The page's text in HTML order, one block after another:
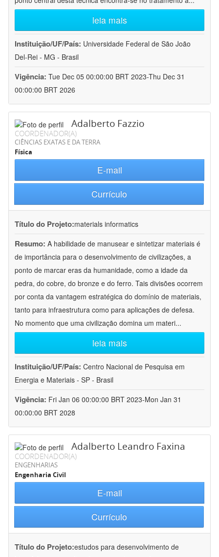
leia mais
Instituição/UF/País: Universidade Federal de São João
Del-Rei - MG - Brasil
Vigência: Tue Dec 05 00:00:00 BRT 2023-Thu Dec 31
00:00:00 BRT 2026
Adalberto Fazzio
COORDENADOR(A)
CIÊNCIAS EXATAS E DA TERRA
Física
E-mail
Currículo
Título do Projeto:materials informatics
Resumo: A habilidade de manusear e sintetizar materiais é
de importância para o desenvolvimento de civilizações, a
ponto de marcar eras da humanidade, como a idade da
pedra, do cobre, do bronze e do ferro. Tais divisões ocorrem
por conta da vantagem estratégica do domínio de materiais,
tanto para infraestrutura como para aplicações de defesa.
No momento que uma civilização domina um materi...
leia mais
Instituição/UF/País: Centro Nacional de Pesquisa em
Energia e Materiais - SP - Brasil
Vigência: Fri Jan 06 00:00:00 BRT 2023-Mon Jan 31
00:00:00 BRT 2028
Adalberto Leandro Faxina
COORDENADOR(A)
ENGENHARIAS
Engenharia Civil
E-mail
Currículo
Título do Projeto:estudos para desenvolvimento de